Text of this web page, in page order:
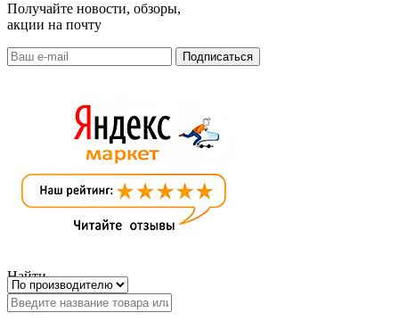
Получайте новости, обзоры,
акции на почту
Найти